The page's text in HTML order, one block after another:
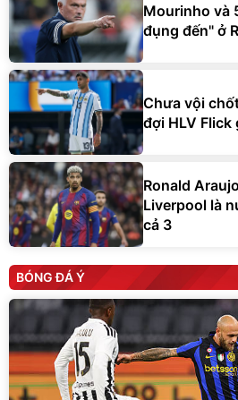
Mourinho và
đụng đến" ở
Chưa vội
đợi HLV Flick
Ronald
Liverpool là
cả 3
BÓNG ĐÁ Ý